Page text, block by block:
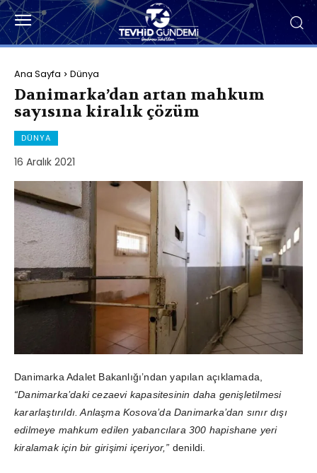
Ana Sayfa Dünya
Danimarka’dan artan mahkum
sayısına kiralık çözüm
DÜNYA
16 Aralık 2021
Danimarka Adalet Bakanlığı’ndan yapılan açıklamada,
“Danimarka’daki cezaevi kapasitesinin daha genişletilmesi
kararlaştırıldı. Anlaşma Kosova’da Danimarka’dan sınır dışı
edilmeye mahkum edilen yabancılara 300 hapishane yeri
kiralamak için bir girişimi içeriyor,” denildi.